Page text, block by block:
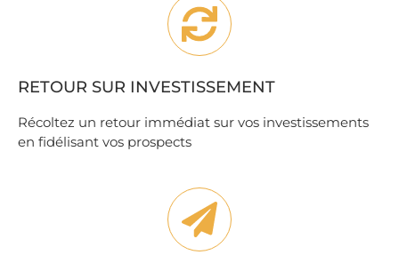
RETOUR SUR INVESTISSEMENT
Récoltez un retour immédiat sur vos investissements
en fidélisant vos prospects